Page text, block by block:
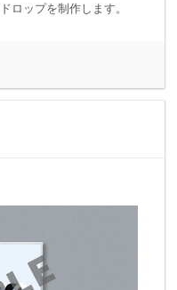
ロップを制作します。